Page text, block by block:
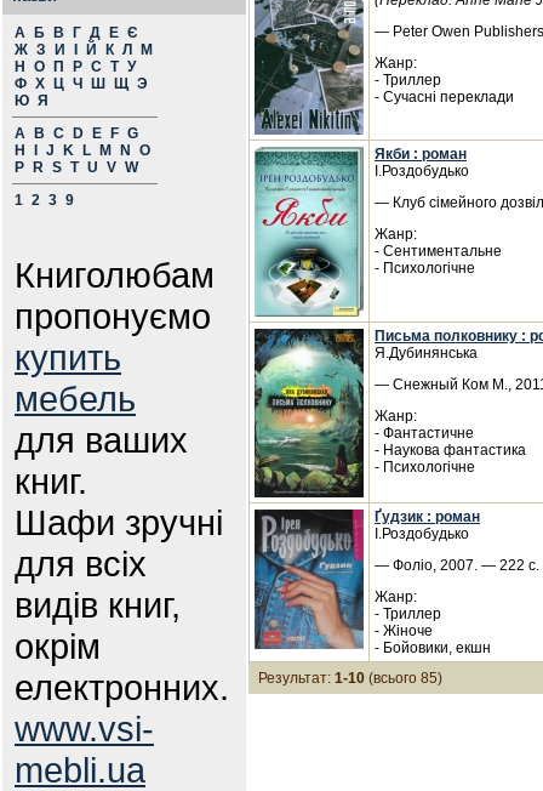
А Б В Г Д Е Є
Ж З И Й К Л
М
Н
О П Р С Т У
Ф Х Ц Ч Ш Щ Э
Ю Я
A
B C D E F G
H
J K L M N
O
P
R S T U V W
1 2 3 9
Книголюбам
пропонуємо
купить
мебель
для ваших
книг.
Шафи зручні
для всіх
видів книг,
окрім
електронних.
www.vsi-
mebli.ua
— Peter Owen
Жанр:
- Триллер
- Сучасні переклади
Якби : роман
І.Роздобудько
— Клуб сімейного
Жанр:
- Сентиментальне
- Психологічне
Письма полковнику :
Я.Дубинянська
— Снежный Ком М.,
Жанр:
- Фантастичне
- Наукова фантастика
- Психологічне
Ґудзик : роман
І.Роздобудько
— Фоліо, 2007. — 222 с.
Жанр:
- Триллер
- Жіноче
- Бойовики, екшн
Результат: 1-10 (всього 85)